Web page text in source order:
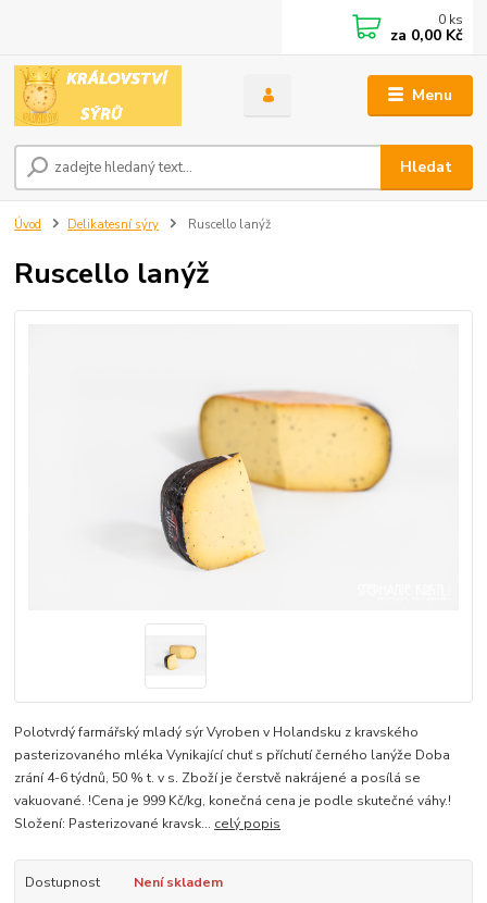
Menu
Hledat
0 ks
za 0,00 Kč
Úvod Delikatesní sýry Ruscello lanýž
Ruscello lanýž
Polotvrdý farmářský mladý sýr Vyroben v Holandsku z kravského
pasterizovaného mléka Vynikající chuť s příchutí černého lanýže Doba
zrání 4-6 týdnů, 50 % t. v s. Zboží je čerstvě nakrájené a posílá se
vakuované. !Cena je 999 Kč/kg, konečná cena je podle skutečné váhy.!
Složení: Pasterizované kravsk... celý popis
Dostupnost
Není skladem